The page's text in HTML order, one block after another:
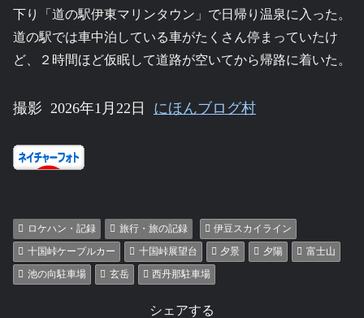
下り「道の駅伊東マリンタウン」で日帰り温泉に入った。
道の駅では車中泊している車がたくさん停まっていたけ
ど、２時間ほど仮眠して道路が空いてから帰路に着いた。
撮影 2026年1月22日 にほんブログ村
ロケハン・記録 旅行・旅の記録
伊豆スカイライン
十国峠ケーブルカー
十国峠展望台 夕景 夕陽
富士山
池の向駐車場
玄岳 西丹那駐車場
シェアする